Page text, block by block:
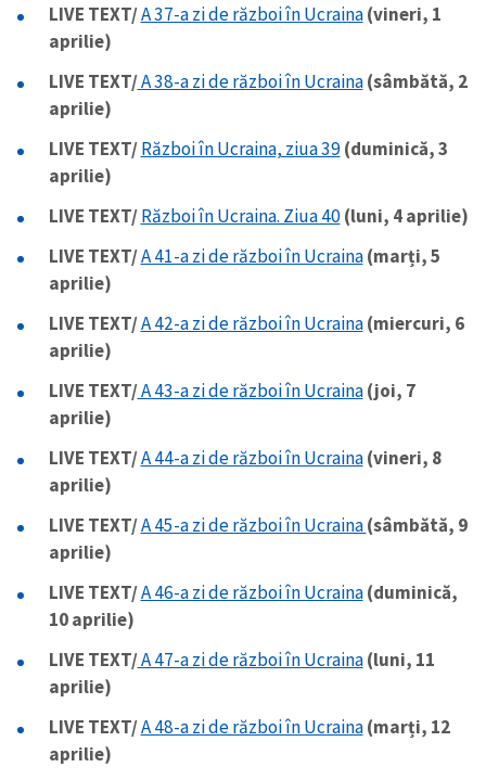
LIVE TEXT/A 37-a zi de război în Ucraina(vineri, 1
aprilie)
LIVE TEXT/A 38-a zi de război în Ucraina(sâmbătă, 2
aprilie)
LIVE TEXT/Război în Ucraina, ziua 39(duminică, 3
aprilie)
LIVE TEXT/Război în Ucraina. Ziua 40(luni, 4 aprilie)
LIVE TEXT/A 41-a zi de război în Ucraina(marți, 5
aprilie)
LIVE TEXT/A 42-a zi de război în Ucraina(miercuri, 6
aprilie)
LIVE TEXT/A 43-a zi de război în Ucraina(joi, 7
aprilie)
LIVE TEXT/A 44-a zi de război în Ucraina(vineri, 8
aprilie)
LIVE TEXT/A 45-a zi de război în Ucraina(sâmbătă, 9
aprilie)
LIVE TEXT/A 46-a zi de război în Ucraina(duminică,
10 aprilie)
LIVE TEXT/A 47-a zi de război în Ucraina(luni, 11
aprilie)
LIVE TEXT/A 48-a zi de război în Ucraina(marți, 12
aprilie)